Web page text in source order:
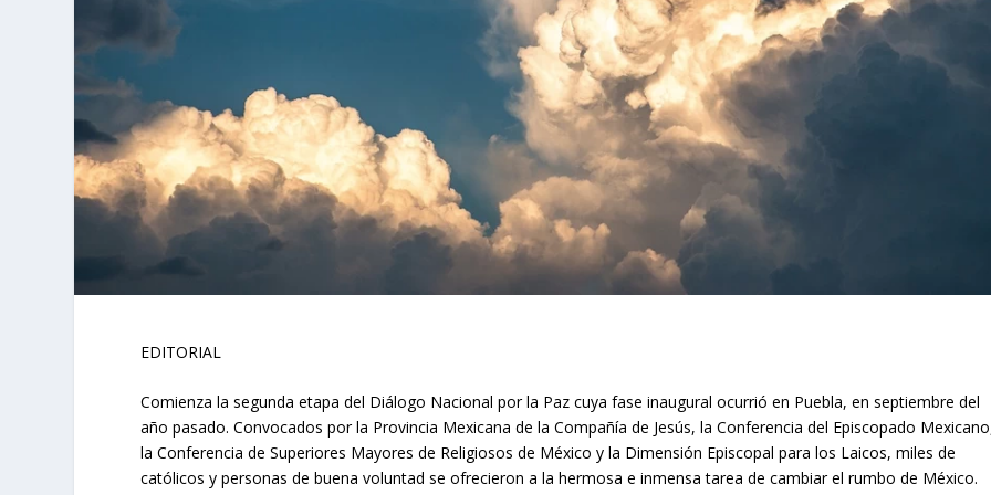
EDITORIAL
Comienza la segunda etapa del Diálogo Nacional por la Paz cuya fase inaugural ocurrió en Puebla, en septiembre del
año pasado. Convocados por la Provincia Mexicana de la Compañía de Jesús, la Conferencia del Episcopado
la Conferencia de Superiores Mayores de Religiosos de México y la Dimensión Episcopal para los Laicos, miles de
católicos y personas de buena voluntad se ofrecieron a la hermosa e inmensa tarea de cambiar el rumbo de México.